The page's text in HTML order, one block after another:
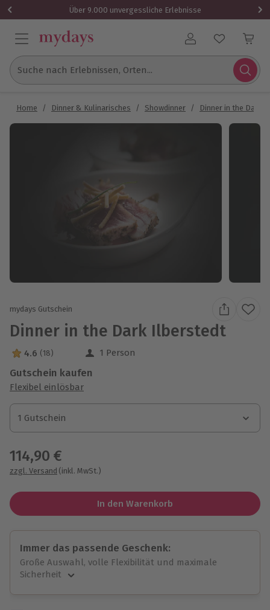
Über 9.000 unvergessliche Erlebnisse
Benutzerkonto
Suche nach Erlebnissen, Orten...
Home / Dinner & Kulinarisches / Showdinner / Dinner in the Dark
mydays Gutschein
Dinner in the Dark Ilberstedt
4.6 Sterne von 5 aus 18 Bewertungen
4.6 (18) 1 Person
Gutschein kaufen
Flexibel einlösbar
1 Gutschein
1 Gutschein
1 Gutschein
114,90 €
zzgl. Versand (inkl. MwSt.)
In den Warenkorb
Immer das passende Geschenk:
Große Auswahl, volle Flexibilität und maximale
Sicherheit